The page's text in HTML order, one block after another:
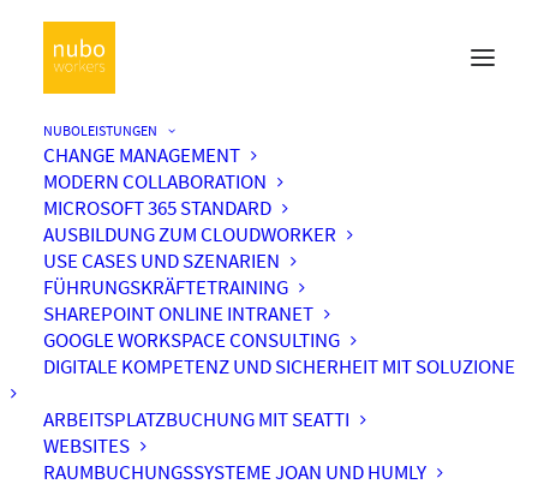
NUBOLEISTUNGEN
CHANGE MANAGEMENT
MODERN COLLABORATION
MICROSOFT 365 STANDARD
AUSBILDUNG ZUM CLOUDWORKER
USE CASES UND SZENARIEN
FÜHRUNGSKRÄFTETRAINING
SHAREPOINT ONLINE INTRANET
GOOGLE WORKSPACE CONSULTING
DIGITALE KOMPETENZ UND SICHERHEIT MIT SOLUZIONE
ARBEITSPLATZBUCHUNG MIT SEATTI
WEBSITES
RAUMBUCHUNGSSYSTEME JOAN UND HUMLY